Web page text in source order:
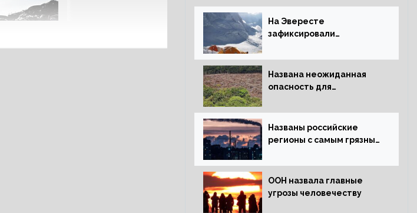
На Эвересте
зафиксировали
таяние льда
Названа неожиданная
опасность для
планеты
Названы российские
регионы с самым грязным
ООН назвала главные
угрозы человечеству